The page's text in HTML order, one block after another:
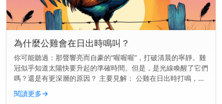
為什麼公雞會在日出時鳴叫？
你可能聽過：那聲響亮而自豪的“喔喔喔”，打破清晨的寧靜。雞
冠似乎知道太陽快要升起的準確時間。但是，是光線喚醒了它們
嗎？還是有更深層的原因？ 主要見解： 公雞在日出時打鳴，是
因為它們的內在生物鐘告訴它們該是時候了——甚至在第一縷光
線出現之前。...
閱讀更多→